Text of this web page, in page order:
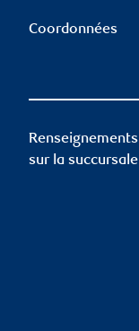
Coordonnées
Renseignements
sur la succursale